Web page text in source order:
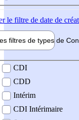
le filtre de date de
filtres de types de
contrat
CDI
CDD
Intérim
CDI Intérimaire